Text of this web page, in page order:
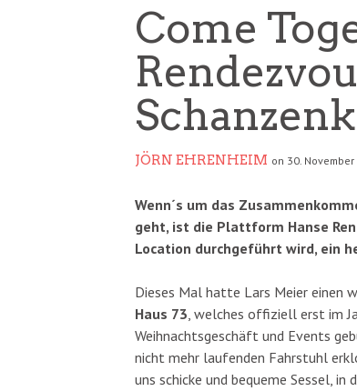
Come
JÖRN EHRENHEIM on 30.
Wenn´s um das
geht, ist die Plattform Hanse
Location durchgeführt wird, ein
Dieses Mal hatte Lars Meier einen
Haus 73, welches offiziell erst im
Weihnachtsgeschäft und Events
nicht mehr laufenden Fahrstuhl
uns schicke und bequeme Sessel,